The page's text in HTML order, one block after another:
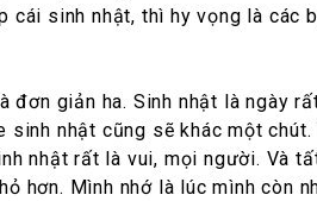
sinh nhật, thì hy vọng là
đơn giản ha. Sinh nhật là ngày
nhật cũng sẽ khác một
nhật rất là vui, mọi người. Và
hơn. Mình nhớ là lúc mình còn